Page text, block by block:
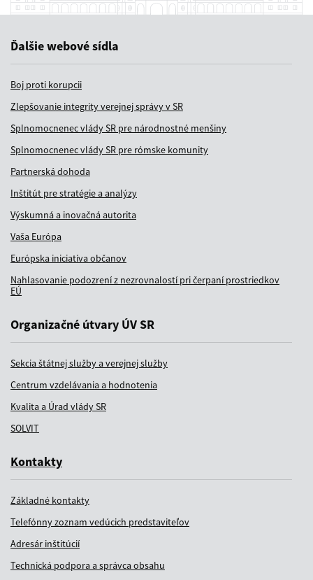
Ďalšie webové sídla
Boj proti korupcii
Zlepšovanie integrity verejnej správy v SR
Splnomocnenec vlády SR pre národnostné menšiny
Splnomocnenec vlády SR pre rómske komunity
Partnerská dohoda
Inštitút pre stratégie a analýzy
Výskumná a inovačná autorita
Vaša Európa
Európska iniciatíva občanov
Nahlasovanie podozrení z nezrovnalostí pri čerpaní prostriedkov
EÚ
Organizačné útvary ÚV SR
Sekcia štátnej služby a verejnej služby
Centrum vzdelávania a hodnotenia
Kvalita a Úrad vlády SR
SOLVIT
Kontakty
Základné kontakty
Telefónny zoznam vedúcich predstaviteľov
Adresár inštitúcií
Technická podpora a správca obsahu